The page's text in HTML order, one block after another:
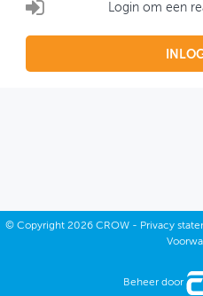
Login om een
© Copyright2026 CROW - Privacy
Beheer door